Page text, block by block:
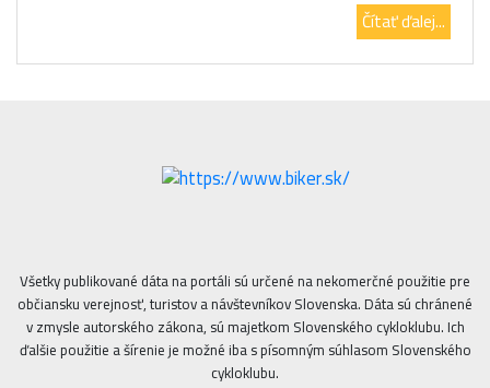
Čítať ďalej...
Všetky publikované dáta na portáli sú určené na nekomerčné použitie pre
občiansku verejnosť, turistov a návštevníkov Slovenska. Dáta sú chránené
v zmysle autorského zákona, sú majetkom Slovenského cykloklubu. Ich
ďalšie použitie a šírenie je možné iba s písomným súhlasom Slovenského
cykloklubu.